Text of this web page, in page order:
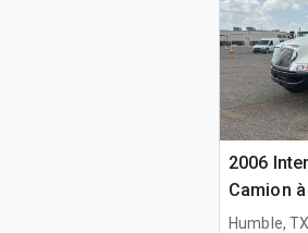
2006
Camion
S/E
Humble,